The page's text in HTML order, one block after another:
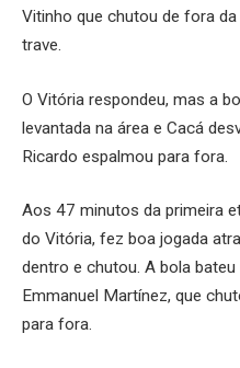
Vitinho que chutou de fora
trave.
O Vitória respondeu, mas a
levantada na área e Cacá
Ricardo espalmou para fora.
Aos 47 minutos da primeira
do Vitória, fez boa jogada
dentro e chutou. A bola
Emmanuel Martínez, que
para fora.